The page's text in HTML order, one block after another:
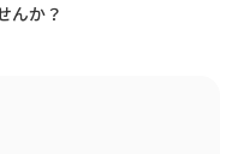
んか？